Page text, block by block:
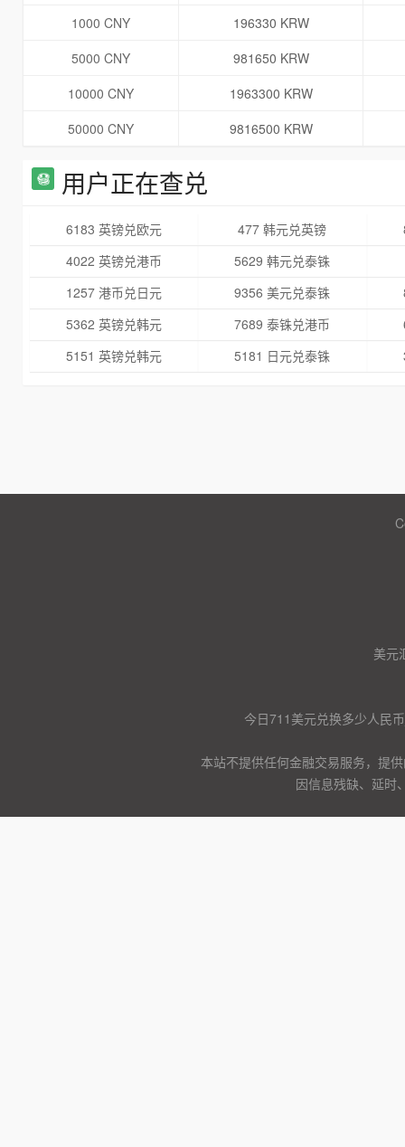
1000 CNY
196330 KRW
5000 CNY
981650 KRW
10000 CNY
1963300 KRW
50000 CNY
9816500 KRW
用户正在查兑
6183 英镑兑欧元 477 韩元兑英镑
4022 英镑兑港币
5629 韩元兑泰铢
1257 港币兑日元
9356 美元兑泰铢
5362 英镑兑韩元
7689 泰铢兑港币
5151 英镑兑韩元
5181 日元兑泰铢
美元
今日711美元兑换多少人民
本站不提供任何金融交易服务，提
因信息残缺、延时